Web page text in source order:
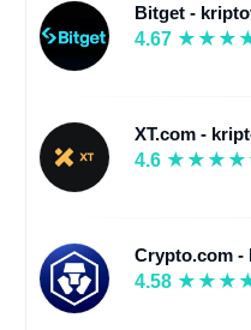
Bitget -
4.67
XT.com -
4.6
Crypto.com -
4.58